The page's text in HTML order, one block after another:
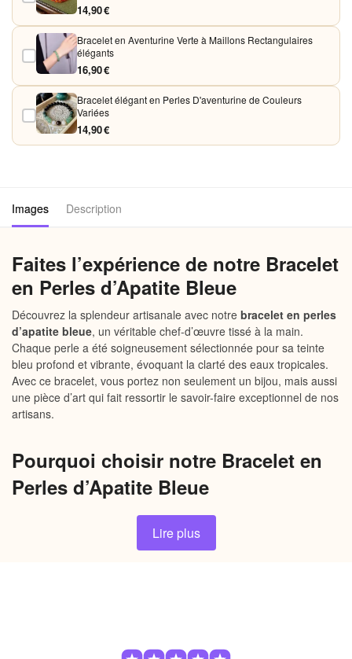
14,90 €
Bracelet en Aventurine Verte à Maillons Rectangulaires
élégants
16,90 €
Bracelet élégant en Perles D'aventurine de Couleurs
Variées
14,90 €
Images Description
Faites l’expérience de notre Bracelet
en Perles d’Apatite Bleue
Découvrez la splendeur artisanale avec notre bracelet en perles
d’apatite bleue, un véritable chef-d’œuvre tissé à la main.
Chaque perle a été soigneusement sélectionnée pour sa teinte
bleu profond et vibrante, évoquant la clarté des eaux tropicales.
Avec ce bracelet, vous portez non seulement un bijou, mais aussi
une pièce d’art qui fait ressortir le savoir-faire exceptionnel de nos
artisans.
Pourquoi choisir notre Bracelet en
Perles d’Apatite Bleue
fruit de nombreuses heures de travail manuel, assurant
Lire plus